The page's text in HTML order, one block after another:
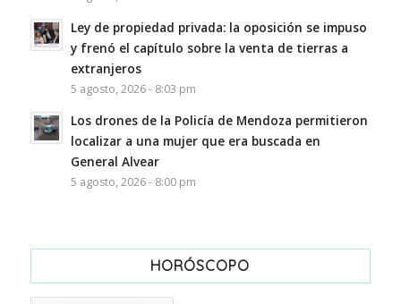
Ley de propiedad privada: la oposición se impuso
y frenó el capítulo sobre la venta de tierras a
extranjeros
5 agosto, 2026 - 8:03 pm
Los drones de la Policía de Mendoza permitieron
localizar a una mujer que era buscada en
General Alvear
5 agosto, 2026 - 8:00 pm
HORÓSCOPO